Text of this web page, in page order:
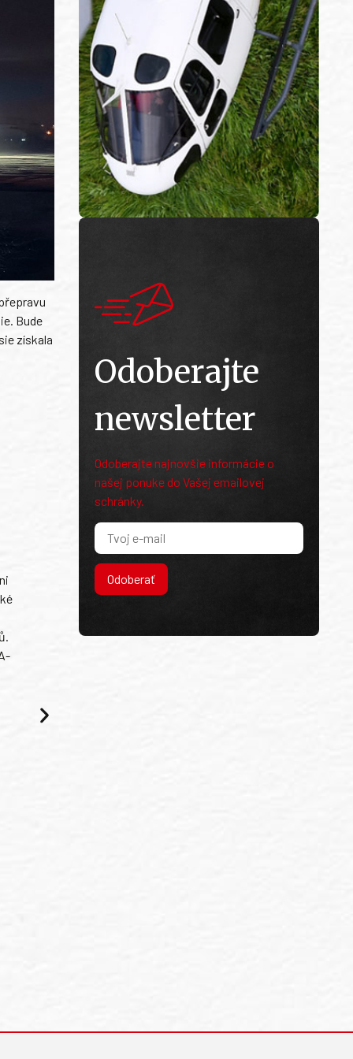
Bude
získala
Odoberajte
newsletter
Odoberajte najnovšie informácie o
našej ponuke do Vašej emailovej
schránky.
Odoberať